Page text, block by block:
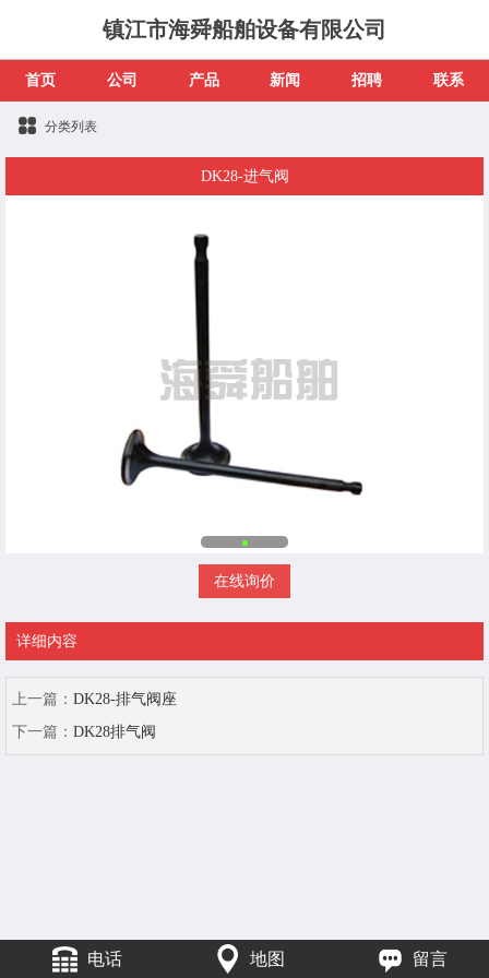
镇江市海舜船舶设备有限公司
首页 公司 产品 新闻 招聘 联系
分类列表
DK28-进气阀
在线询价
详细内容
上一篇： DK28-排气阀座
下一篇： DK28排气阀
电话 地图 留言